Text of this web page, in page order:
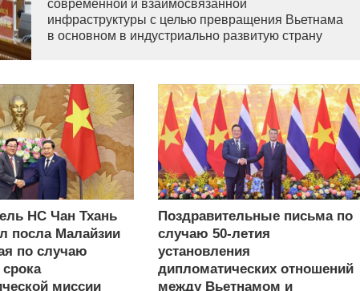
современной и взаимосвязанной
инфраструктуры с целью превращения Вьетнама
в основном в индустриально развитую страну
НС Чан Тхань
посла Малайзии
по случаю
миссии
Поздравительные письма по
случаю 50-летия
установления
дипломатических отношений
между Вьетнамом и